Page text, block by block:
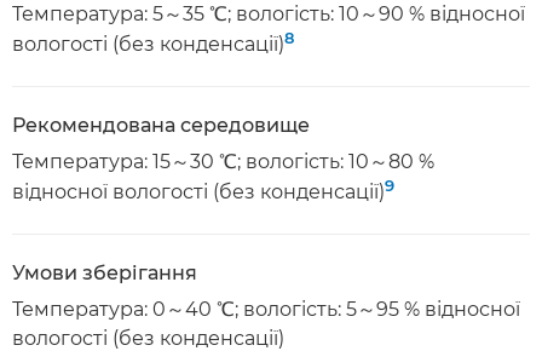
Температура: 5～35 ℃; вологість: 10～90 % відносної
вологості (без конденсації)8
Рекомендована середовище
Температура: 15～30 ℃; вологість: 10～80 %
відносної вологості (без конденсації)9
Умови зберігання
Температура: 0～40 ℃; вологість: 5～95 % відносної
вологості (без конденсації)